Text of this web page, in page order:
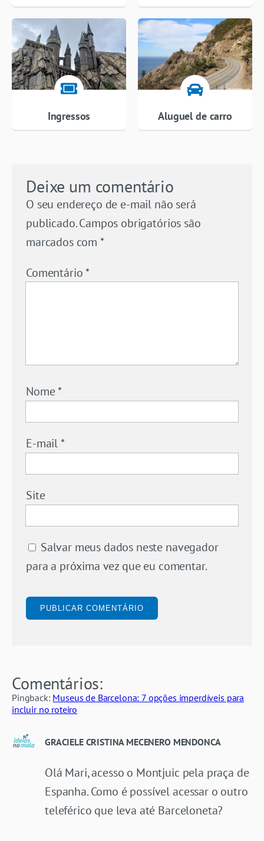
Ingressos Aluguel de carro
Deixe um comentário
O seu endereço de e-mail não será
publicado. Campos obrigatórios são
marcados com *
Comentário*
Nome*
E-mail*
Site
Salvar meus dados neste navegador
para a próxima vez que eu comentar.
Comentários:
Pingback: Museus de Barcelona: 7 opções imperdíveis para
incluir no roteiro
GRACIELE CRISTINA MECENERO MENDONCA
Olá Mari, acesso o Montjuic pela praça de
Espanha. Como é possível acessar o outro
teleférico que leva até Barceloneta?